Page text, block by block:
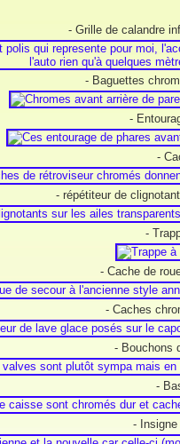
- Grille de calandre
- Baguettes
-
-
- répétiteur de
-
- Cache de
- Caches
- Bouchons
-
-